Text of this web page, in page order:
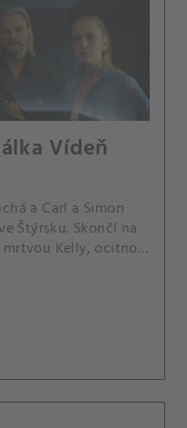
Vídeň
a Carl a Simon
Štýrsku. Skončí na
mrtvou Kelly, ocitnou